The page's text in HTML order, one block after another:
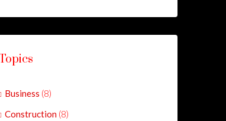
Business (8)
Construction (8)